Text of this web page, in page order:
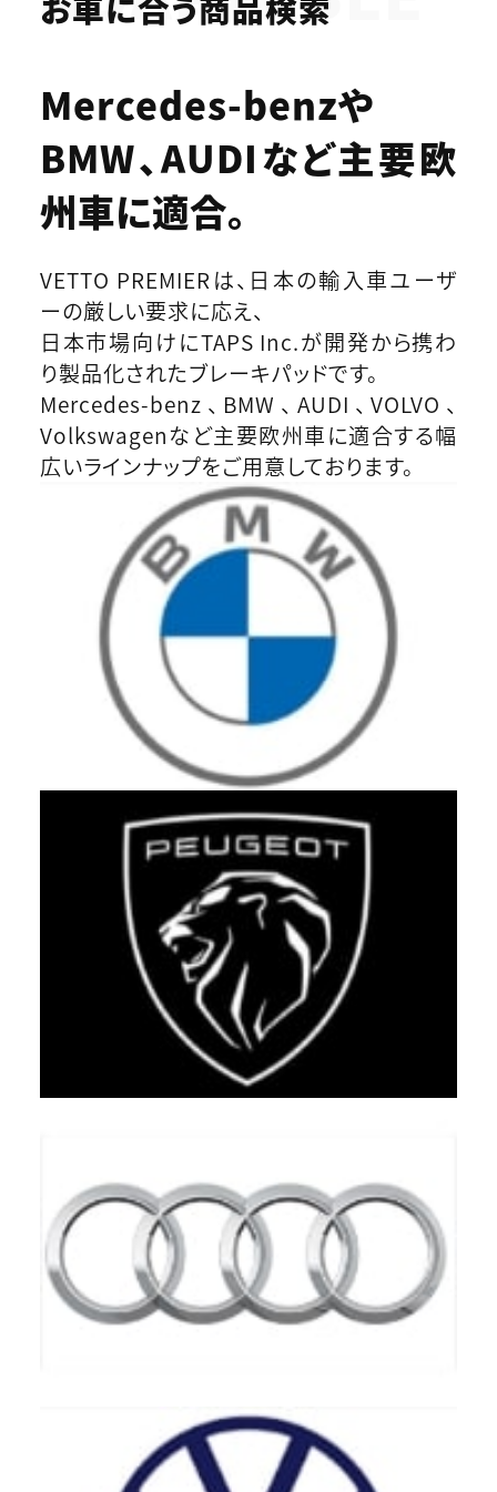
Mercedes-benzや
BMW、AUDIなど主要欧
州車に適合。
VETTO PREMIERは、日本の輸入車ユーザ
ーの厳しい要求に応え、
日本市場向けにTAPS Inc.が開発から携わ
り製品化されたブレーキパッドです。
Mercedes-benz、BMW、AUDI、VOLVO、
Volkswagenなど主要欧州車に適合する幅
広いラインナップをご用意しております。